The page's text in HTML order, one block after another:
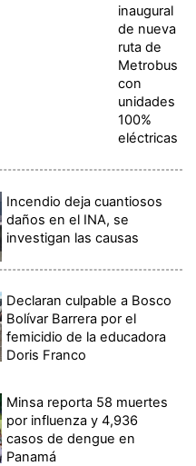
inaugural
de nueva
ruta de
Metrobus
con
unidades
100%
eléctricas
Incendio deja cuantiosos
daños en el INA, se
investigan las causas
Declaran culpable a Bosco
Bolívar Barrera por el
femicidio de la educadora
Doris Franco
Minsa reporta 58 muertes
por influenza y 4,936
casos de dengue en
Panamá